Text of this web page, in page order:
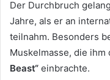
Der Durchbruch
Jahre, als er an
teilnahm. Besonders
Muskelmasse, die ihm
Beast“ einbrachte.